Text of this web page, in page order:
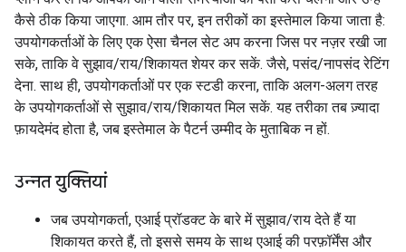
कैसे ठीक किया जाएगा. आम तौर पर, इन तरीकों का इस्तेमाल किया जाता है:
उपयोगकर्ताओं के लिए एक ऐसा चैनल सेट अप करना जिस पर नज़र रखी जा
सके, ताकि वे सुझाव/राय/शिकायत शेयर कर सकें. जैसे, पसंद/नापसंद रेटिंग
देना. साथ ही, उपयोगकर्ताओं पर एक स्टडी करना, ताकि अलग-अलग तरह
के उपयोगकर्ताओं से सुझाव/राय/शिकायत मिल सकें. यह तरीका तब ज़्यादा
फ़ायदेमंद होता है, जब इस्तेमाल के पैटर्न उम्मीद के मुताबिक न हों.
उन्नत युक्तियां
जब उपयोगकर्ता, एआई प्रॉडक्ट के बारे में सुझाव/राय देते हैं या
शिकायत करते हैं, तो इससे समय के साथ एआई की परफ़ॉर्मेंस और